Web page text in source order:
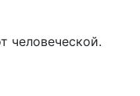
человеческой.